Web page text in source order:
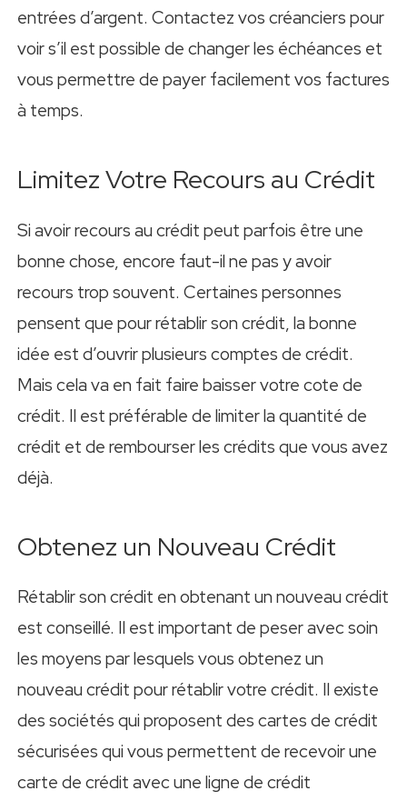
entrées d’argent. Contactez vos créanciers pour
voir s’il est possible de changer les échéances et
vous permettre de payer facilement vos factures
à temps.
Limitez Votre Recours au Crédit
Si avoir recours au crédit peut parfois être une
bonne chose, encore faut-il ne pas y avoir
recours trop souvent. Certaines personnes
pensent que pour rétablir son crédit, la bonne
idée est d’ouvrir plusieurs comptes de crédit.
Mais cela va en fait faire baisser votre cote de
crédit. Il est préférable de limiter la quantité de
crédit et de rembourser les crédits que vous avez
déjà.
Obtenez un Nouveau Crédit
Rétablir son crédit en obtenant un nouveau crédit
est conseillé. Il est important de peser avec soin
les moyens par lesquels vous obtenez un
nouveau crédit pour rétablir votre crédit. Il existe
des sociétés qui proposent des cartes de crédit
sécurisées qui vous permettent de recevoir une
carte de crédit avec une ligne de crédit